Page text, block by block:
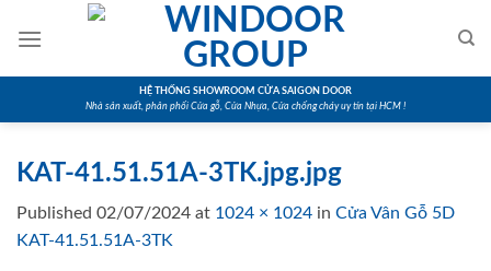
HỆ THỐNG SHOWROOM CỬA SAIGON DOOR
Nhà sản xuất, phân phối Cửa gỗ, Cửa Nhựa, Cửa chống cháy uy tín tại HCM !
KAT-41.51.51A-3TK.jpg.jpg
Published 02/07/2024 at 1024 × 1024 in Cửa Vân Gỗ 5D
KAT-41.51.51A-3TK